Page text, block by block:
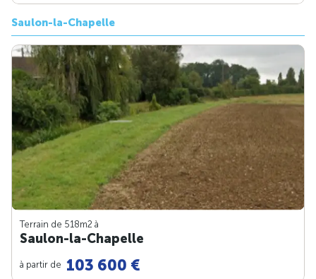
Saulon-la-Chapelle
Terrain de 518m2 à
Saulon-la-Chapelle
à partir de 103 600 €